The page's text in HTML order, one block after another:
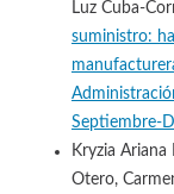
Luz Cuba-
suministro:
Septiembre-
Kryzia Ariana
Otero,